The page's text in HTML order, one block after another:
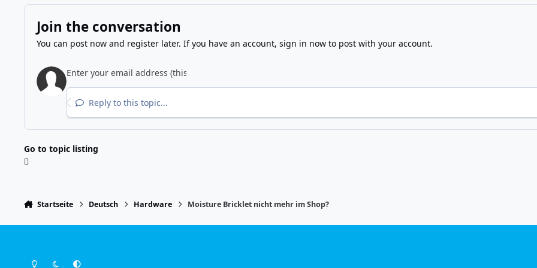
Join the conversation
You can post now and register later. If you have an account, sign in nowto post with your account.
Reply to this topic...
Go to topic listing
Startseite Deutsch Hardware Moisture Bricklet nicht mehr im Shop?
Light ModeDark ModeSystem Preference